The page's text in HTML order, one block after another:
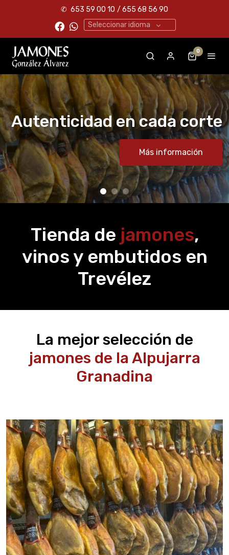
✆ 653 59 00 10 / 655 68 56 90
Seleccionar idioma
0
Autenticidad en cada corte
Más información
Tienda de jamones,
vinos y embutidos en
Trevélez
La mejor selección de
jamones de la Alpujarra
Granadina